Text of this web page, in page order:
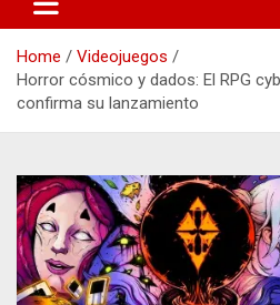
Home
Videojuegos
Horror cósmico y dados: El RPG
confirma su lanzamiento